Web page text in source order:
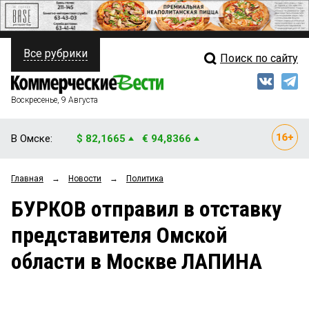
ПОЛИТИКА
ФИНАНСЫ
ОБЩЕСТВО
ЗАКОН
НОВОСТИ КОМПАНИЙ
Свежий выпуск
Рейтинги
Блоги
Архив
Все рубрики Поиск по сайту
Воскресенье, 9 Августа
В Омске: $ 82,1665 € 94,8366
Главная → Новости → Политика
БУРКОВ отправил в отставку
представителя Омской
области в Москве ЛАПИНА